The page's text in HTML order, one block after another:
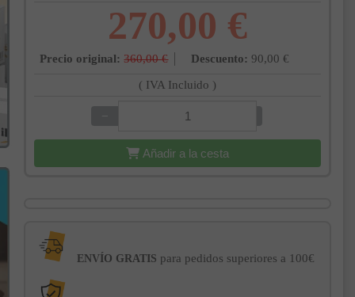
270,00 €
Precio original: 360,00 € Descuento: 90,00 €
( IVA Incluido )
−
Añadir a la cesta
ENVÍO GRATIS para pedidos superiores a 100€